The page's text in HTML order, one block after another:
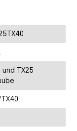
und TX25